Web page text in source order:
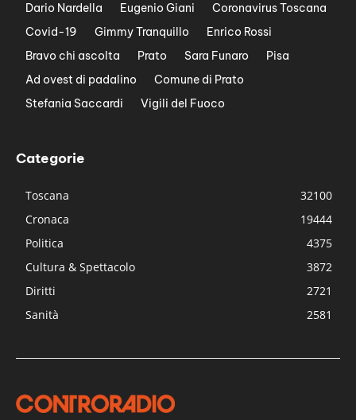
Dario Nardella
Eugenio Giani
Coronavirus Toscana
Covid-19
Gimmy Tranquillo
Enrico Rossi
Bravo chi ascolta
Prato Sara Funaro
Pisa
Ad ovest di padalino
Comune di Prato
Stefania Saccardi
Vigili del Fuoco
Categorie
Toscana
32100
Cronaca
19444
Politica
4375
Cultura & Spettacolo
3872
Diritti
2721
Sanità
2581